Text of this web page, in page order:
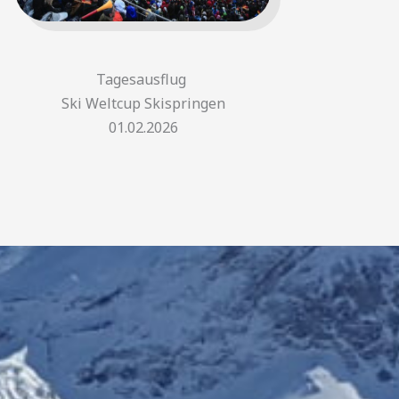
Tagesausflug
Ski Weltcup Skispringen
01.02.2026